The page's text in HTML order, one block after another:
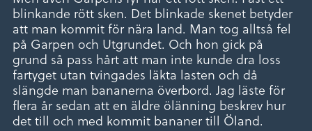
blinkande rött sken. Det blinkade skenet betyder
att man kommit för nära land. Man tog alltså fel
på Garpen och Utgrundet. Och hon gick på
grund så pass hårt att man inte kunde dra loss
fartyget utan tvingades läkta lasten och då
slängde man bananerna överbord. Jag läste för
flera år sedan att en äldre ölänning beskrev hur
det till och med kommit bananer till Öland.